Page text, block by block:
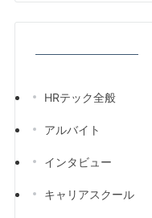
HRテック全般
アルバイト
インタビュー
キャリアスクール